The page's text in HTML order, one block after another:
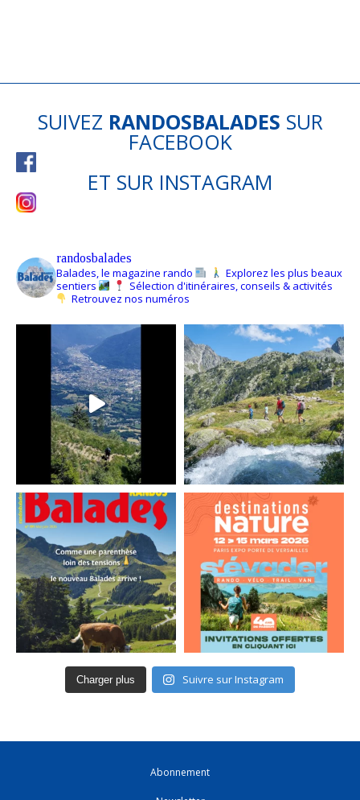
SUIVEZ RANDOSBALADES SUR
FACEBOOK
ET SUR INSTAGRAM
randosbalades
Balades, le magazine rando
Explorez les plus beaux
sentiers
Sélection d'itinéraires, conseils & activités
Retrouvez nos numéros
Charger plus Suivre sur Instagram
Abonnement